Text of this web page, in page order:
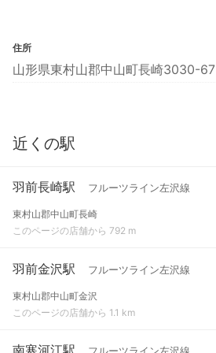
住所
山形県東村山郡中山町長崎3030-67
近くの駅
羽前長崎駅 フルーツライン左沢線
東村山郡中山町長崎
このページの店舗から 792 m
羽前金沢駅 フルーツライン左沢線
東村山郡中山町金沢
このページの店舗から 1.1 km
南寒河江駅